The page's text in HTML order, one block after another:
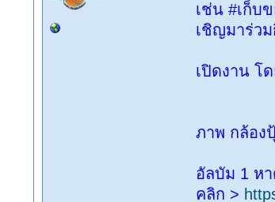
เช่น #เก็บ
เชิญมาร่ว
เปิดงาน โ
ภาพ กล้อง
อัลบัม 1 ห
คลิก >